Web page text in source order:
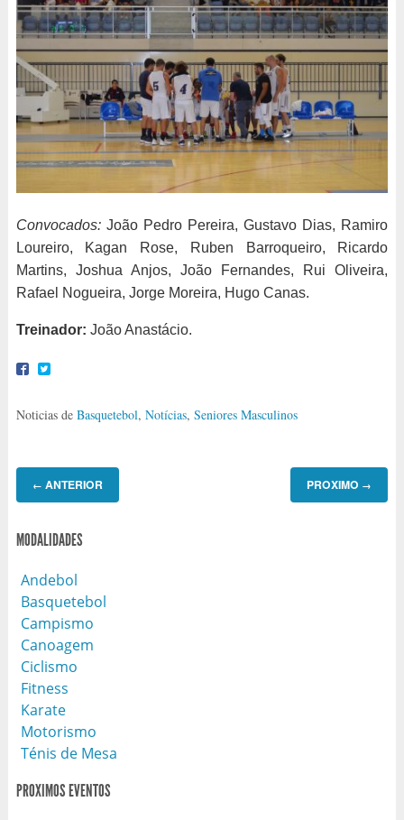
Convocados:João Pedro Pereira, Gustavo Dias, Ramiro
Loureiro, Kagan Rose, Ruben Barroqueiro, Ricardo
Martins, Joshua Anjos, João Fernandes, Rui Oliveira,
Rafael Nogueira, Jorge Moreira, Hugo Canas.
Treinador: João Anastácio.
Noticias de Basquetebol, Notícias, Seniores Masculinos
← ANTERIOR PROXIMO →
MODALIDADES
Andebol
Basquetebol
Campismo
Canoagem
Ciclismo
Fitness
Karate
Motorismo
Ténis de Mesa
PROXIMOS EVENTOS